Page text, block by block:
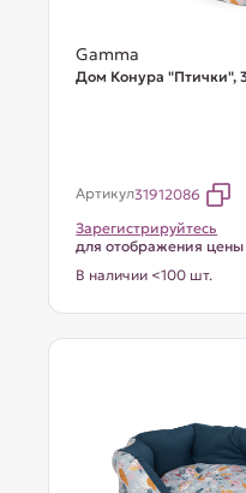
Gamma
Дом Конура "Птички",
Артикул31912086
Зарегистрируйтесь
для отображения цены
В наличии <100 шт.